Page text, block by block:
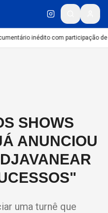
inédito com participação de
SHOWS
ANUNCIOU
uma turnê que